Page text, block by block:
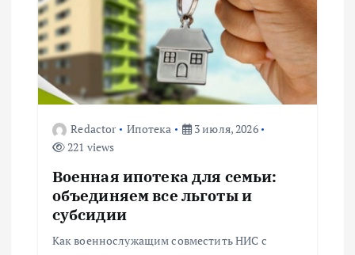
п
о
Redactor Ипотека
3 июля, 2026
221 views
Военная ипотека для семьи:
объединяем все льготы и
субсидии
Как военнослужащим совместить НИС с